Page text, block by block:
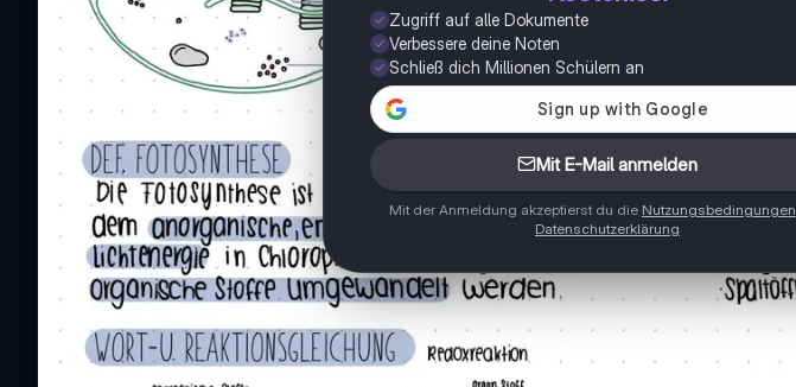
Zugriff auf alle Dokumente
Verbessere deine Noten
Schließ dich Millionen Schülern an
Mit E-Mail anmelden
Mit der Anmeldung akzeptierst du die Nutzungsbedingungen
Datenschutzerklärung